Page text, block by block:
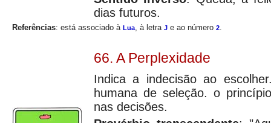
dias futuros.
Referências: está associado à Lua, à letra J e ao número 2.
66. A Perplexidade
Indica a indecisão ao
humana de seleção. o
nas decisões.